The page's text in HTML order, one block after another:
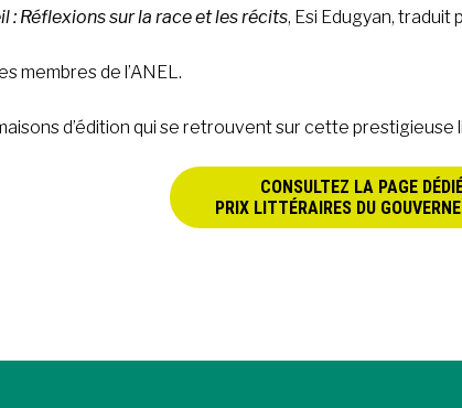
: Réflexions sur la race et les récits, Esi Edugyan, traduit
membres de l’ANEL.
d’édition qui se retrouvent sur cette prestigieuse
CONSULTEZ LA PAGE
PRIX LITTÉRAIRES DU